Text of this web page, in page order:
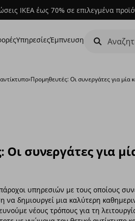
IKEA έως 70% σε επιλεγμένα
ΥπηρεσίεςΈμπνευση
›Προμηθευτές: Οι συνεργάτες για μία
Οι συνεργάτες για
υπηρεσιών με τους οποίους
να δημιουργεί μια καλύτερη
νέους τρόπους για τη